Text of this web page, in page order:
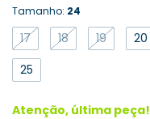
Tamanho: 24
17 18 19 20
25
Atenção, última peça!